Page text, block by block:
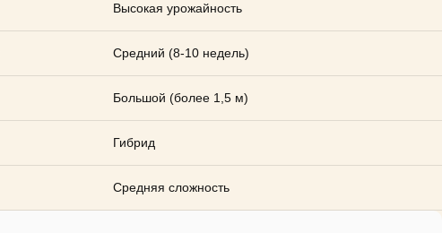
Высокая урожайность
Средний (8-10 недель)
Большой (более 1,5 м)
Гибрид
Средняя сложность